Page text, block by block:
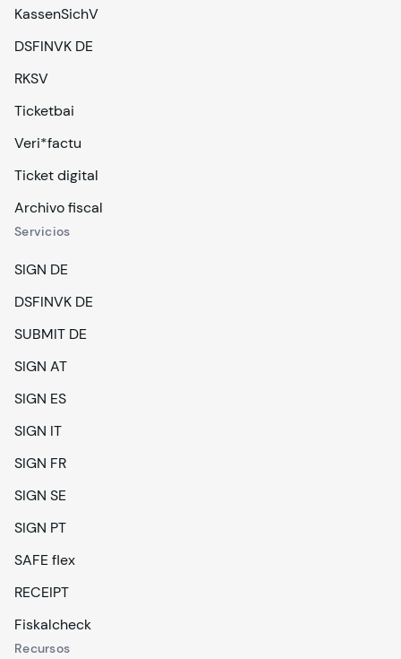
KassenSichV
DSFINVK DE
RKSV
Ticketbai
Veri*factu
Ticket digital
Archivo fiscal
Servicios
SIGN DE
DSFINVK DE
SUBMIT DE
SIGN AT
SIGN ES
SIGN IT
SIGN FR
SIGN SE
SIGN PT
SAFE flex
RECEIPT
Fiskalcheck
Recursos